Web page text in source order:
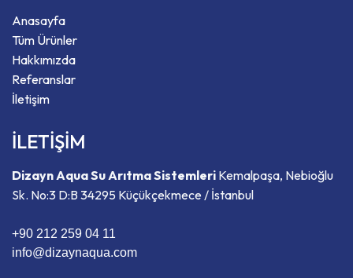
Anasayfa
Tüm Ürünler
Hakkımızda
Referanslar
İletişim
İLETİŞİM
Dizayn Aqua Su Arıtma Sistemleri Kemalpaşa, Nebioğlu
Sk. No:3 D:B 34295 Küçükçekmece / İstanbul
+90 212 259 04 11
info@dizaynaqua.com